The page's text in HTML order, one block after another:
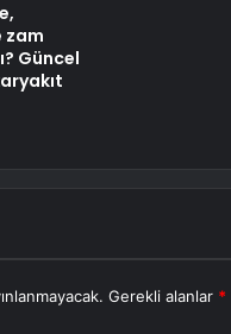
zam
Güncel
Gerekli alanlar *